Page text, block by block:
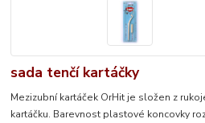
sada tenčí kartáčky
Mezizubní kartáček OrHit je složen z
kartáčku. Barevnost plastové koncovky